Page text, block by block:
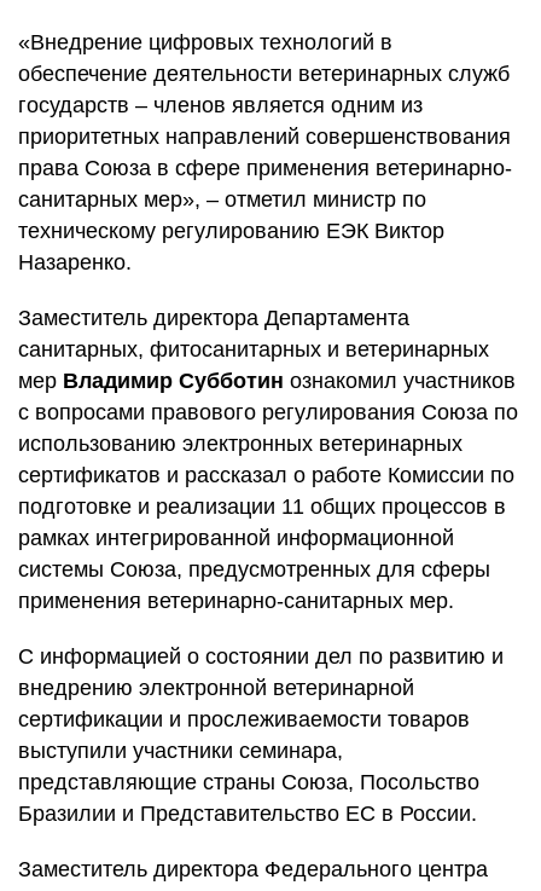
«Внедрение цифровых технологий в
обеспечение деятельности ветеринарных служб
государств – членов является одним из
приоритетных направлений совершенствования
права Союза в сфере применения ветеринарно-
санитарных мер», – отметил министр по
техническому регулированию ЕЭК Виктор
Назаренко.
Заместитель директора Департамента
санитарных, фитосанитарных и ветеринарных
мер Владимир Субботин ознакомил участников
с вопросами правового регулирования Союза по
использованию электронных ветеринарных
сертификатов и рассказал о работе Комиссии по
подготовке и реализации 11 общих процессов в
рамках интегрированной информационной
системы Союза, предусмотренных для сферы
применения ветеринарно-санитарных мер.
С информацией о состоянии дел по развитию и
внедрению электронной ветеринарной
сертификации и прослеживаемости товаров
выступили участники семинара,
представляющие страны Союза, Посольство
Бразилии и Представительство ЕС в России.
Заместитель директора Федерального центра